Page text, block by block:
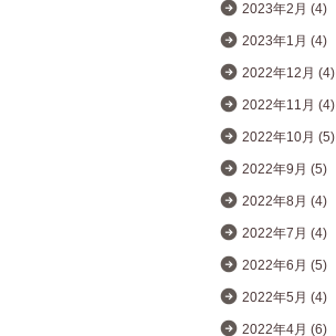
2023年2月 (4)
2023年1月 (4)
2022年12月 (4)
2022年11月 (4)
2022年10月 (5)
2022年9月 (5)
2022年8月 (4)
2022年7月 (4)
2022年6月 (5)
2022年5月 (4)
2022年4月 (6)